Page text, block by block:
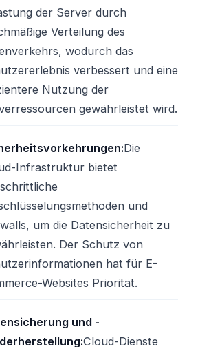
der Server durch
Verteilung des
wodurch das
verbessert und eine
Nutzung der
gewährleistet wird.
Die
Infrastruktur bietet
und
um die Datensicherheit zu
Der Schutz von
hat für E-
Websites Priorität.
und -
Cloud-Dienste